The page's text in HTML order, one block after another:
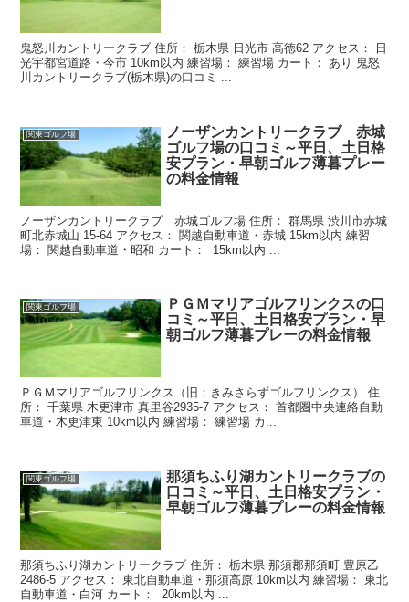
鬼怒川カントリークラブ 住所： 栃木県 日光市 高徳62 アクセス： 日
光宇都宮道路・今市 10km以内 練習場： 練習場 カート： あり 鬼怒
川カントリークラブ(栃木県)の口コミ ...
関東ゴルフ場
ノーザンカントリークラブ 赤城
ゴルフ場の口コミ～平日、土日格
安プラン・早朝ゴルフ薄暮プレー
の料金情報
ノーザンカントリークラブ 赤城ゴルフ場 住所： 群馬県 渋川市赤城
町北赤城山 15-64 アクセス： 関越自動車道・赤城 15km以内 練習
場： 関越自動車道・昭和 カート： 15km以内 ...
関東ゴルフ場
ＰＧＭマリアゴルフリンクスの口
コミ～平日、土日格安プラン・早
朝ゴルフ薄暮プレーの料金情報
ＰＧＭマリアゴルフリンクス（旧：きみさらずゴルフリンクス） 住
所： 千葉県 木更津市 真里谷2935-7 アクセス： 首都圏中央連絡自動
車道・木更津東 10km以内 練習場： 練習場 カ...
関東ゴルフ場
那須ちふり湖カントリークラブの
口コミ～平日、土日格安プラン・
早朝ゴルフ薄暮プレーの料金情報
那須ちふり湖カントリークラブ 住所： 栃木県 那須郡那須町 豊原乙
2486-5 アクセス： 東北自動車道・那須高原 10km以内 練習場： 東北
自動車道・白河 カート： 20km以内 ...